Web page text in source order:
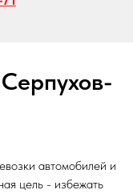
автомобилей и
цель - избежать